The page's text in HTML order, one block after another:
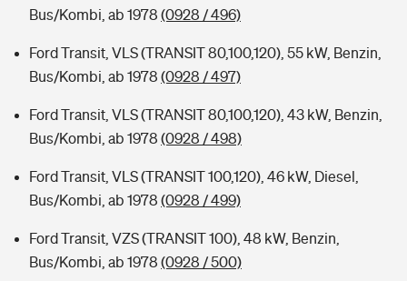
Bus/Kombi, ab 1978 (0928 / 496)
Ford Transit, VLS (TRANSIT 80,100,120), 55 kW, Benzin,
Bus/Kombi, ab 1978 (0928 / 497)
Ford Transit, VLS (TRANSIT 80,100,120), 43 kW, Benzin,
Bus/Kombi, ab 1978 (0928 / 498)
Ford Transit, VLS (TRANSIT 100,120), 46 kW, Diesel,
Bus/Kombi, ab 1978 (0928 / 499)
Ford Transit, VZS (TRANSIT 100), 48 kW, Benzin,
Bus/Kombi, ab 1978 (0928 / 500)